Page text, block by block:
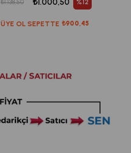
ÜYE OL SEPETTE ₺900,45
₺1.000,50
₺1.138,50 %12